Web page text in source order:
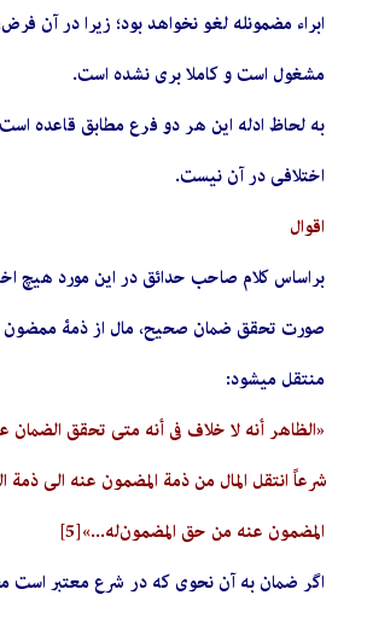
ابراء مضمون­له لغو نخواهد بود؛ زیرا در آن
مشغول است و کاملا بری نشده است.
به لحاظ ادله این هر دو فرع مطابق قاعده
اختلافی در آن نیست.
اقوال
براساس کلام صاحب حدائق در این مورد هیچ
صورت تحقق ضمان صحیح، مال از ذمۀ ممضون
منتقل می­شود:
«الظاهر أنه لا خلاف في أنه متی تحقق الضمان
شرعاً انتقل المال من ذمة المضمون عنه الی ذمة
المضمون عنه من حق المضمون‌له...»[5]
اگر ضمان به آن نحوی که در شرع معتبر است